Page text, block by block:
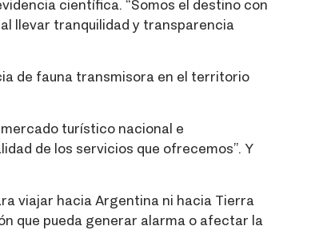
científica. “Somos el destino con
llevar tranquilidad y transparencia
de fauna transmisora en el territorio
turístico nacional e
de los servicios que ofrecemos”. Y
viajar hacia Argentina ni hacia Tierra
que pueda generar alarma o afectar la